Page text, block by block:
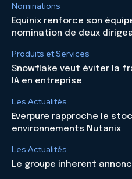
Nominations
Equinix renforce son
nomination de deux
Produits et Services
Snowflake veut éviter la
IA en entreprise
Les Actualités
Everpure rapproche le
environnements Nutanix
Les Actualités
Le groupe inherent